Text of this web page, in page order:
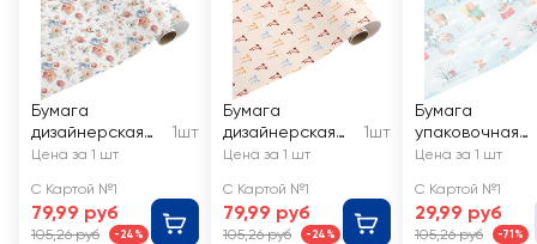
Бумага
дизайнерская
CITY HOME
Flower 70х100см,
80г
1шт
Цена за 1 шт
С Картой №1
79,99 руб
105,26 руб -24%
Бумага
дизайнерская
CITY HOME
Lady 70х100см,
80г
1шт
Цена за 1 шт
С Картой №1
79,99 руб
105,26 руб -24%
Бумага
упаковочная
декоративная
TRADE И-Го-
70х100см
Цена за 1 шт
С Картой №1
29,99 руб
105,26 руб -71%